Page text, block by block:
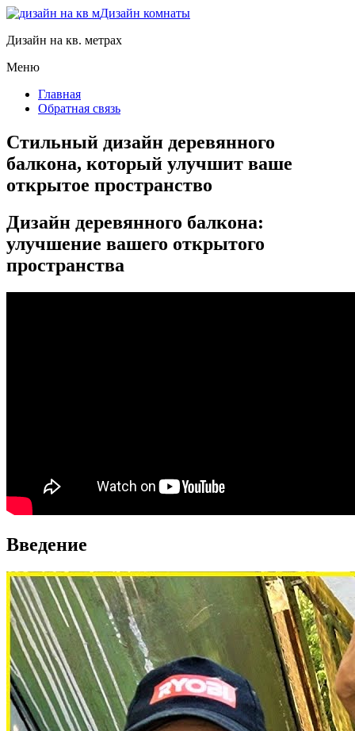
Дизайн комнаты
Дизайн на кв. метрах
Меню
Главная
Обратная связь
Стильный дизайн деревянного
балкона, который улучшит ваше
открытое пространство
Дизайн деревянного балкона:
улучшение вашего открытого
пространства
Введение